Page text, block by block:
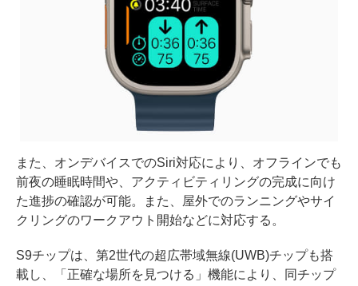
また、オンデバイスでのSiri対応により、オフラインでも
前夜の睡眠時間や、アクティビティリングの完成に向け
た進捗の確認が可能。また、屋外でのランニングやサイ
クリングのワークアウト開始などに対応する。
S9チップは、第2世代の超広帯域無線(UWB)チップも搭
載し、「正確な場所を見つける」機能により、同チップ